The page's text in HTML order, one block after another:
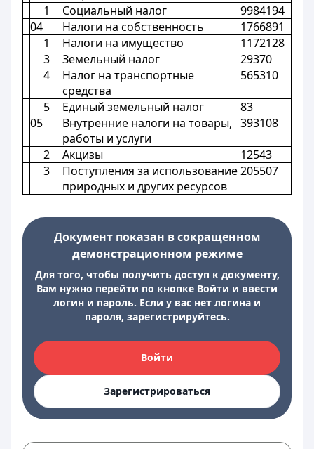
1
Социальный налог
9984194
04
Налоги на собственность
1766891
1
Налоги на имущество
1172128
3
Земельный налог
29370
4
Налог на транспортные
средства
565310
5 Единый земельный налог
83
05
Внутренние налоги на товары,
работы и услуги
393108
2 Акцизы
12543
3
Поступления за использование
природных и других ресурсов
205507
Документ показан в сокращенном
демонстрационном режиме
Для того, чтобы получить доступ к документу,
Вам нужно перейти по кнопке Войти и ввести
логин и пароль. Если у вас нет логина и
пароля, зарегистрируйтесь.
Войти
Зарегистрироваться